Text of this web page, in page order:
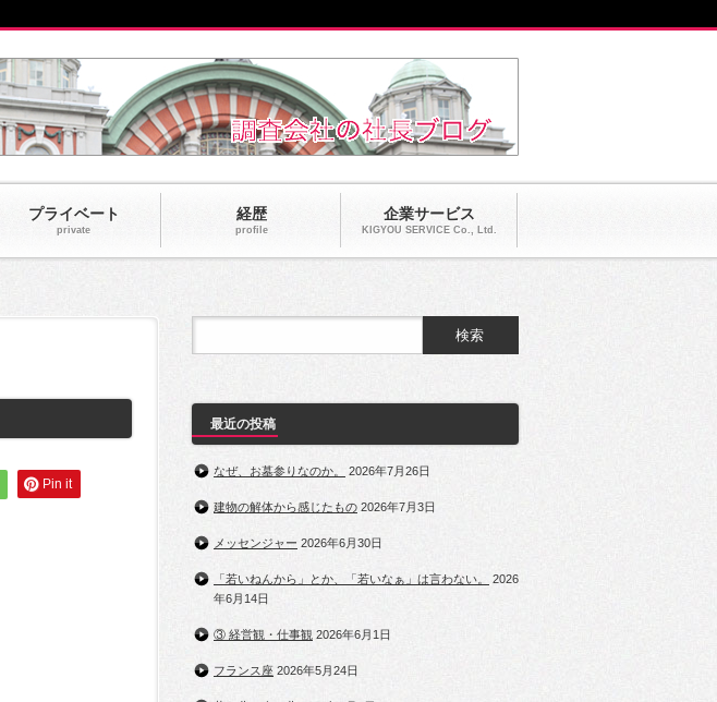
プライベート
private‎
経歴
profile
企業サービス
KIGYOU SERVICE Co., Ltd.
Pin it
最近の投稿
なぜ、お墓参りなのか。 2026年7月26日
建物の解体から感じたもの 2026年7月3日
メッセンジャー 2026年6月30日
「若いねんから」とか、「若いなぁ」は言わない。
2026
年6月14日
③ 経営観・仕事観 2026年6月1日
フランス座 2026年5月24日